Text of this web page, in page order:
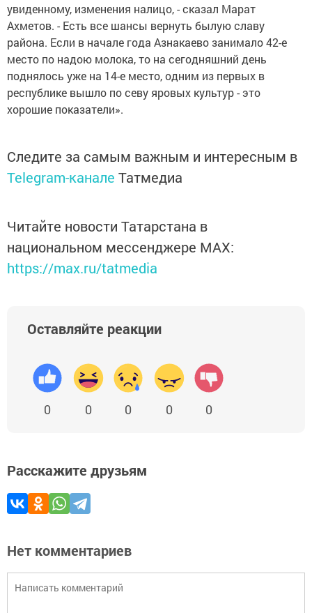
увиденному, изменения налицо, - сказал Марат
Ахметов. - Есть все шансы вернуть былую славу
района. Если в начале года Азнакаево занимало 42-е
место по надою молока, то на сегодняшний день
поднялось уже на 14-е место, одним из первых в
республике вышло по севу яровых культур - это
хорошие показатели».
Следите за самым важным и интересным в
Telegram-канале Татмедиа
Читайте новости Татарстана в
национальном мессенджере MАХ:
https://max.ru/tatmedia
Оставляйте реакции
0 0 0 0 0
Расскажите друзьям
Нет комментариев